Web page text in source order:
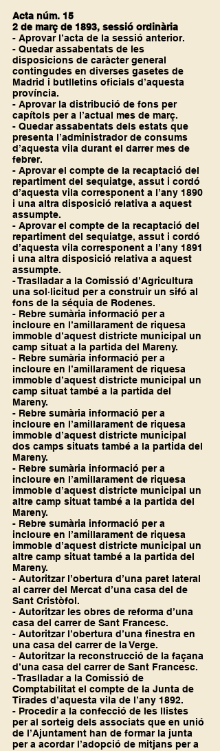
Acta núm. 15
2 de març de 1893, sessió ordinària
- Aprovar l’acta de la sessió anterior.
- Quedar assabentats de les
disposicions de caràcter general
contingudes en diverses gasetes de
Madrid i butlletins oficials d’aquesta
província.
- Aprovar la distribució de fons per
capítols per a l’actual mes de març.
- Quedar assabentats dels estats que
presenta l’administrador de consums
d’aquesta vila durant el darrer mes de
febrer.
- Aprovar el compte de la recaptació del
repartiment del sequiatge, assut i cordó
d’aquesta vila corresponent a l’any 1890
i una altra disposició relativa a aquest
assumpte.
- Aprovar el compte de la recaptació del
repartiment del sequiatge, assut i cordó
d’aquesta vila corresponent a l’any 1891
i una altra disposició relativa a aquest
assumpte.
- Traslladar a la Comissió d’Agricultura
una sol·licitud per a construir un sifó al
fons de la séquia de Rodenes.
- Rebre sumària informació per a
incloure en l’amillarament de riquesa
immoble d’aquest districte municipal un
camp situat a la partida del Mareny.
- Rebre sumària informació per a
incloure en l’amillarament de riquesa
immoble d’aquest districte municipal un
camp situat també a la partida del
Mareny.
- Rebre sumària informació per a
incloure en l’amillarament de riquesa
immoble d’aquest districte municipal
dos camps situats també a la partida del
Mareny.
- Rebre sumària informació per a
incloure en l’amillarament de riquesa
immoble d’aquest districte municipal un
altre camp situat també a la partida del
Mareny.
- Rebre sumària informació per a
incloure en l’amillarament de riquesa
immoble d’aquest districte municipal un
altre camp situat també a la partida del
Mareny.
- Autoritzar l’obertura d’una paret lateral
al carrer del Mercat d’una casa del de
Sant Cristòfol.
- Autoritzar les obres de reforma d’una
casa del carrer de Sant Francesc.
- Autoritzar l’obertura d’una finestra en
una casa del carrer de la Verge.
- Autoritzar la reconstrucció de la façana
d’una casa del carrer de Sant Francesc.
- Traslladar a la Comissió de
Comptabilitat el compte de la Junta de
Tirades d’aquesta vila de l’any 1892.
- Procedir a la confecció de les llistes
per al sorteig dels associats que en unió
de l’Ajuntament han de formar la junta
per a acordar l’adopció de mitjans per a